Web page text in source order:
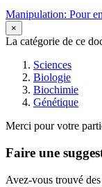
Manipulation: Pour
×
La catégorie de ce
Sciences
Biologie
Biochimie
Génétique
Merci pour votre
Faire une
Avez-vous trouvé